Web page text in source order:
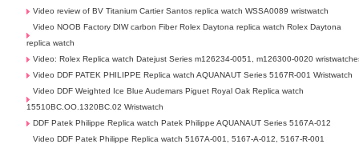
Video review of BV Titanium Cartier Santos replica watch WSSA0089 wristwatch
Video NOOB Factory DIW carbon Fiber Rolex Daytona replica watch Rolex Daytona
replica watch
Video: Rolex Replica watch Datejust Series m126234-0051, m126300-0020
Video DDF PATEK PHILIPPE Replica watch AQUANAUT Series 5167R-001 Wristwatch
Video DDF Weighted Ice Blue Audemars Piguet Royal Oak Replica watch
15510BC.OO.1320BC.02 Wristwatch
DDF Patek Philippe Replica watch Patek Philippe AQUANAUT Series 5167A-012
Video DDF Patek Philippe Replica watch 5167A-001, 5167-A-012, 5167-R-001